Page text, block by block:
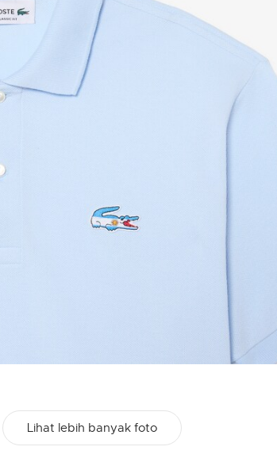
Lihat lebih banyak foto